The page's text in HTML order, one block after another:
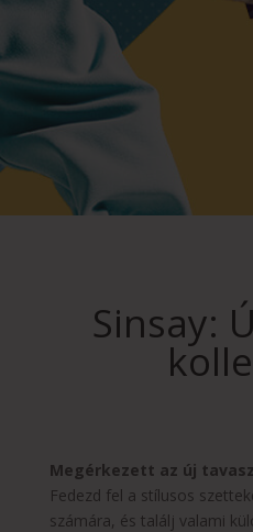
Sinsay:
Megérkezett az új
Fedezd fel a stílusos
számára, és találj valami